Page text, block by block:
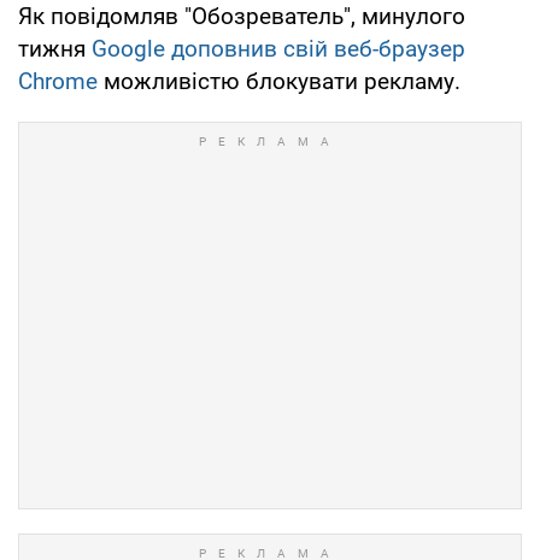
Як повідомляв "Обозреватель", минулого
тижня Google доповнив свій веб-браузер
Chrome можливістю блокувати рекламу.